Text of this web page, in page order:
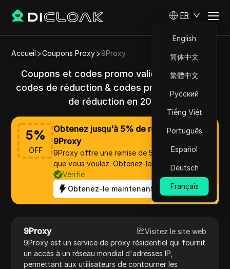
FR
English
简体中文
繁體中文
Русский
Tiếng Việt
Português
Español
Deutsch
Français
Accueil Coupons Proxy 9Proxy
Coupons et codes promo valides 9Proxy &
codes de réduction & codes promo avec 5%
de réduction en 2025
5%
OFF
Obtenez jusqu'à 5% de réduction sur
9Proxy
9Proxy offre une remise de 5% sur tout ce
que vous voulez. Obtenez-le maintenant !
Vérifié
Obtenez-le maintenant
9Proxy
Visitez le site web
9Proxy est un service de proxy résidentiel qui fournit
un accès à un réseau mondial d'adresses IP,
permettant aux utilisateurs de contourner les